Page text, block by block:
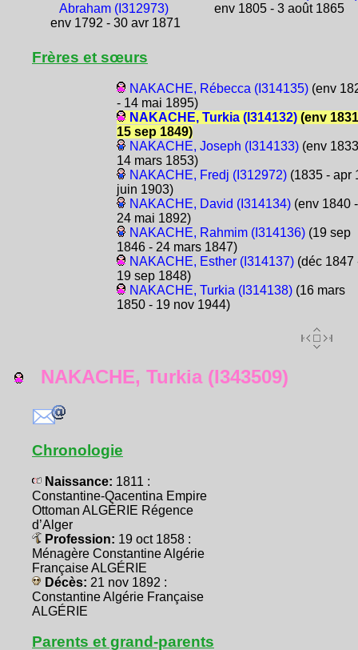
Abraham (I312973)
env 1792 - 30 avr 1871
env 1805 - 3 août 1865
Frères et sœurs
NAKACHE, Rébecca (I314135)(env
- 14 mai 1895)
NAKACHE, Turkia (I314132)(env
15 sep 1849)
NAKACHE, Joseph (I314133)(env
14 mars 1853)
NAKACHE, Fredj (I312972)(1835 - apr
juin 1903)
NAKACHE, David (I314134)(env 1840 -
24 mai 1892)
NAKACHE, Rahmim (I314136)(19 sep
1846 - 24 mars 1847)
NAKACHE, Esther (I314137)(déc 1847
19 sep 1848)
NAKACHE, Turkia (I314138)(16 mars
1850 - 19 nov 1944)
NAKACHE, Turkia (I343509)
Chronologie
Naissance: 1811 :
Constantine-Qacentina Empire
Ottoman ALGÉRIE Régence
d’Alger
Profession: 19 oct 1858 :
Ménagère Constantine Algérie
Française ALGÉRIE
Décès: 21 nov 1892 :
Constantine Algérie Française
ALGÉRIE
Parents et grand-parents